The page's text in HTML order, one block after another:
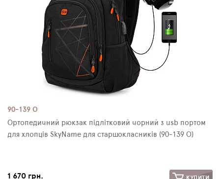
90-139 О
Ортопедичний рюкзак підлітковий чорний з usb портом
для хлопців SkyName для старшокласників (90-139 О)
1 670 грн. КУПИТИ